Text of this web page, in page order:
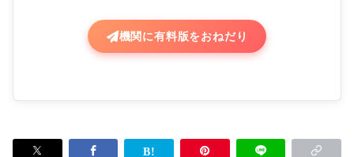
機関に有料版をおねだり